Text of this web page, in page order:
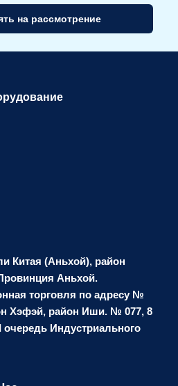
на рассмотрение
Китая (Аньхой), район
Аньхой.
торговля по адресу №
Хэфэй, район Иши. № 077, 8
очередь Индустриального